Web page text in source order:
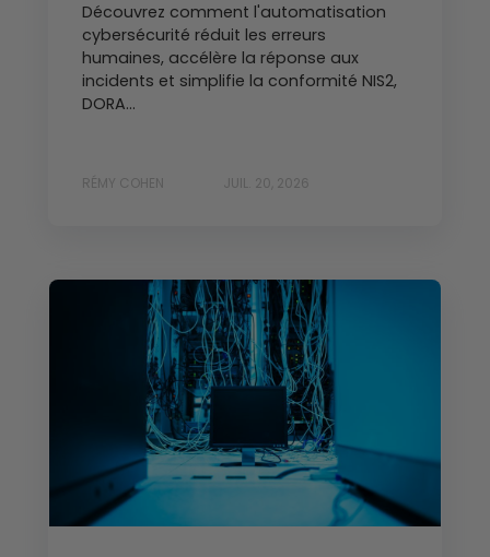
Découvrez comment l'automatisation
cybersécurité réduit les erreurs
humaines, accélère la réponse aux
incidents et simplifie la conformité NIS2,
DORA...
RÉMY COHEN JUIL. 20, 2026